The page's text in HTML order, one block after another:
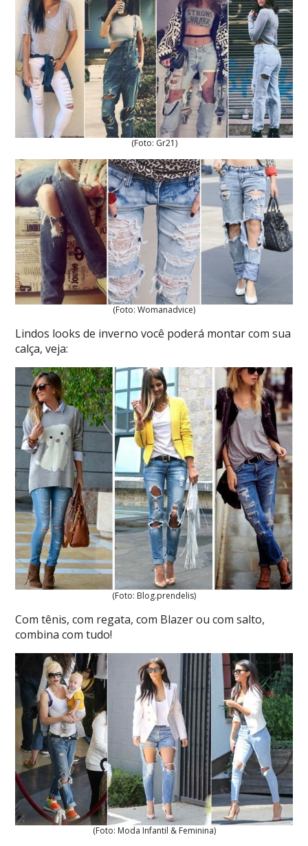
(Foto: Gr21)
(Foto: Womanadvice)
Lindos looks de inverno você poderá montar com sua
calça, veja:
(Foto: Blog.prendelis)
Com tênis, com regata, com Blazer ou com salto,
combina com tudo!
(Foto: Moda Infantil & Feminina)